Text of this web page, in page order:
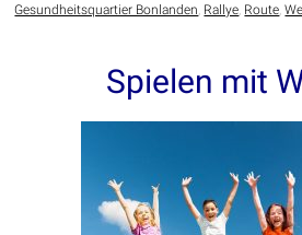
Stadt
Gesundheitsquartier Bonlanden, Rallye, Route,
Spielen mit